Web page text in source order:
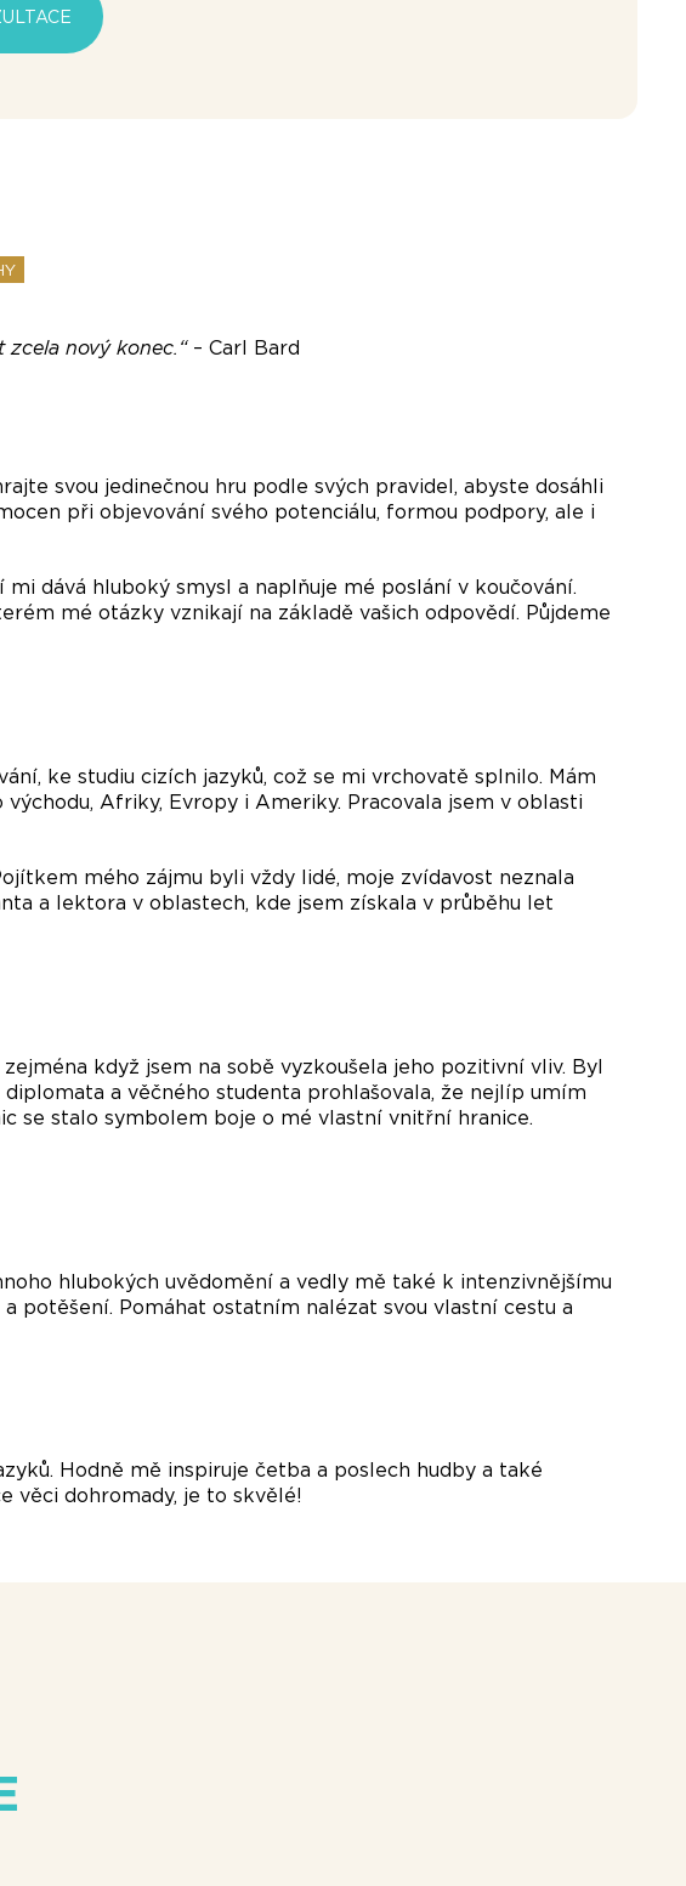
nový konec.“ – Carl Bard
svou jedinečnou hru podle svých pravidel, abyste dosáhli
při objevování svého potenciálu, formou podpory, ale i
dává hluboký smysl a naplňuje mé poslání v koučování.
mé otázky vznikají na základě vašich odpovědí. Půjdeme
ke studiu cizích jazyků, což se mi vrchovatě splnilo. Mám
Afriky, Evropy i Ameriky. Pracovala jsem v oblasti
mého zájmu byli vždy lidé, moje zvídavost neznala
a lektora v oblastech, kde jsem získala v průběhu let
když jsem na sobě vyzkoušela jeho pozitivní vliv. Byl
a věčného studenta prohlašovala, že nejlíp umím
se stalo symbolem boje o mé vlastní vnitřní hranice.
hlubokých uvědomění a vedly mě také k intenzivnějšímu
potěšení. Pomáhat ostatním nalézat svou vlastní cestu a
Hodně mě inspiruje četba a poslech hudby a také
věci dohromady, je to skvělé!